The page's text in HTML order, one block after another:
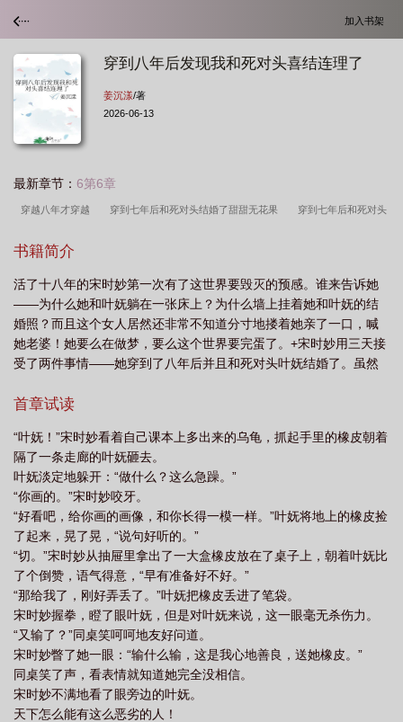
加入书架
穿到八年后发现我和死对头喜结连理了
姜沉漾/著
2026-06-13
最新章节： 6第6章
穿越八年才穿越 穿到七年后和死对头结婚了甜甜无花果 穿到七年后和死对头
by甜甜无花果
前 穿越八年之后
书籍简介
活了十八年的宋时妙第一次有了这世界要毁灭的预感。谁来告诉她
——为什么她和叶妩躺在一张床上？为什么墙上挂着她和叶妩的结
婚照？而且这个女人居然还非常不知道分寸地搂着她亲了一口，喊
她老婆！她要么在做梦，要么这个世界要完蛋了。+宋时妙用三天接
受了两件事情——她穿到了八年后并且和死对头叶妩结婚了。虽然
叶妩，脾气依旧恶劣。她想不明白自己到底为什么会和叶妩结婚。
床边把她的头发绑在床柱上。宋时妙看着对方，脱口而出：“老婆别
闹。”宋时妙补救：“我说是你先喊我老婆的你信吗？”叶妩翻了个白
眼，并赏了她一个脑瓜崩。——预收：《听说你想撩我[娱乐圈]》谢
止书和叶池栩的关系在不同的眼里有完全不一样的解读。营销号：
积怨已久。谢止书：在上节目之前没说过几句话的八竿子打不着的
关系，但印象确实不佳。叶池栩：啊？有怨吗？啊？她们在节目中
同框——谢止书的唯粉：姐，和双面派站在一起苦了你了。叶池栩
的唯粉：姐，和霸道不讲理的人站在一起苦了你了。cp粉：两个人
都是白色纱裙，这是婚礼现场吗？路人：？她们穿差不多的衣服
——谢止书的唯粉：学人精。叶池栩的唯粉：谁学谁？cp粉：情侣
装？小情侣今天又在偷偷秀恩爱。以及最后，是cp粉的胜利。谢止
书的唯粉：因为谢止书总是不按照常理出牌，居然不觉得意外。叶
池栩的唯粉：有一个脾气不好的嫂子也好……姐应该不会在被欺负
了吧。cp粉：我们果然火眼金睛！
首章试读
“叶妩！”宋时妙看着自己课本上多出来的乌龟，抓起手里的橡皮朝着
隔了一条走廊的叶妩砸去。
叶妩淡定地躲开：“做什么？这么急躁。”
“你画的。”宋时妙咬牙。
“好看吧，给你画的画像，和你长得一模一样。”叶妩将地上的橡皮捡
了起来，晃了晃，“说句好听的。”
“切。”宋时妙从抽屉里拿出了一大盒橡皮放在了桌子上，朝着叶妩比
了个倒赞，语气得意，“早有准备好不好。”
“那给我了，刚好弄丢了。”叶妩把橡皮丢进了笔袋。
宋时妙握拳，瞪了眼叶妩，但是对叶妩来说，这一眼毫无杀伤力。
“又输了？”同桌笑呵呵地友好问道。
宋时妙瞥了她一眼：“输什么输，这是我心地善良，送她橡皮。”
同桌笑了声，看表情就知道她完全没相信。
宋时妙不满地看了眼旁边的叶妩。
天下怎么能有这么恶劣的人！